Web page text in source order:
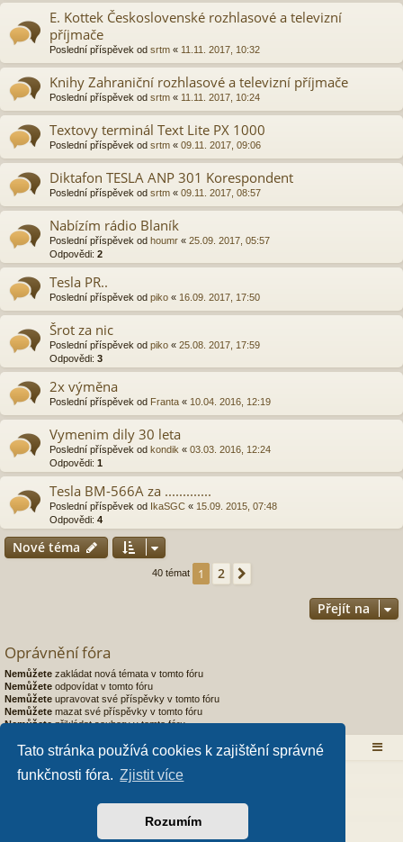
Tato stránka používá cookies k zajištění správné
funkčnosti fóra. Zjistit více
Rozumím
E. Kottek Československé rozhlasové a televizní
příjmače
Poslední příspěvek od srtm « 11.11. 2017, 10:32
Knihy Zahraniční rozhlasové a televizní příjmače
Poslední příspěvek od srtm « 11.11. 2017, 10:24
Textovy terminál Text Lite PX 1000
Poslední příspěvek od srtm « 09.11. 2017, 09:06
Diktafon TESLA ANP 301 Korespondent
Poslední příspěvek od srtm « 09.11. 2017, 08:57
Nabízím rádio Blaník
Poslední příspěvek od houmr « 25.09. 2017, 05:57
Odpovědi: 2
Tesla PR..
Poslední příspěvek od piko « 16.09. 2017, 17:50
Šrot za nic
Poslední příspěvek od piko « 25.08. 2017, 17:59
Odpovědi: 3
2x výměna
Poslední příspěvek od Franta « 10.04. 2016, 12:19
Vymenim dily 30 leta
Poslední příspěvek od kondik « 03.03. 2016, 12:24
Odpovědi: 1
Tesla BM-566A za .............
Poslední příspěvek od IkaSGC « 15.09. 2015, 07:48
Odpovědi: 4
Nové téma
40 témat 1 2
Přejít na
Oprávnění fóra
Nemůžete zakládat nová témata v tomto fóru
Nemůžete odpovídat v tomto fóru
Nemůžete upravovat své příspěvky v tomto fóru
Nemůžete mazat své příspěvky v tomto fóru
Nemůžetepřikládat soubory v tomto fóru
Obsah fóra
Založeno naphpBB® Forum Software © phpBB Limited
phpBB.cz
PRIVACY_LINK